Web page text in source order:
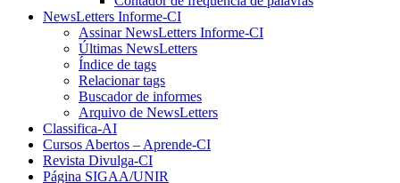
NewsLetters Informe-CI
Assinar NewsLetters Informe-CI
Últimas NewsLetters
Índice de tags
Relacionar tags
Buscador de informes
Arquivo de NewsLetters
Classifica-AI
Cursos Abertos – Aprende-CI
Revista Divulga-CI
Página SIGAA/UNIR